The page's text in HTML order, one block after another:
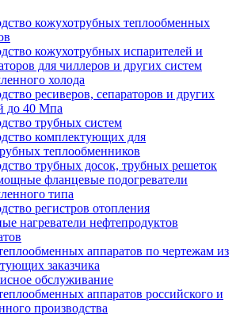
кожухотрубных теплообменных
кожухотрубных испарителей и
для чиллеров и других систем
холода
ресиверов, сепараторов и других
до 40 Мпа
трубных систем
комплектующих для
теплообменников
трубных досок, трубных решеток
фланцевые подогреватели
типа
регистров отопления
нагреватели нефтепродуктов
аппаратов по чертежам из
заказчика
обслуживание
аппаратов российского и
производства